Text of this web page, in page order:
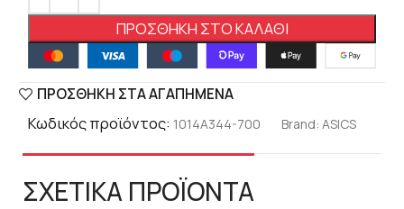
ΠΡΟΣΘΉΚΗ ΣΤΟ ΚΑΛΆΘΙ
ΠΡΟΣΘΉΚΗ ΣΤΑ ΑΓΑΠΗΜΈΝΑ
Κωδικός προϊόντος: 1014A344-700 Brand: ASICS
ΣΧΕΤΙΚΑ ΠΡΟΪΟΝΤΑ